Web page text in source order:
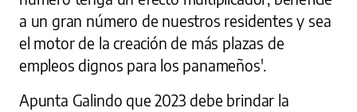
a un gran número de nuestros residentes y sea
el motor de la creación de más plazas de
empleos dignos para los panameños'.
Apunta Galindo que 2023 debe brindar la